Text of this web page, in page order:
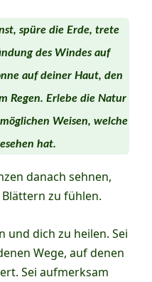
spüre die Erde, trete
des Windes auf
auf deiner Haut, den
Regen. Erlebe die Natur
Weisen, welche
hat.
danach sehnen,
zu fühlen.
und dich zu heilen. Sei
Wege, auf denen
Sei aufmerksam